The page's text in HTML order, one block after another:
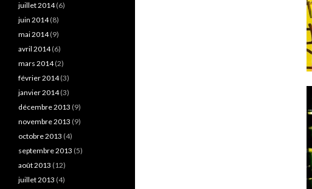
juillet 2014(6)
juin 2014(8)
mai 2014(9)
avril 2014(6)
mars 2014(2)
février 2014(3)
janvier 2014(3)
décembre 2013 (9)
novembre 2013 (9)
octobre 2013 (4)
septembre 2013 (5)
août 2013 (12)
juillet 2013 (4)